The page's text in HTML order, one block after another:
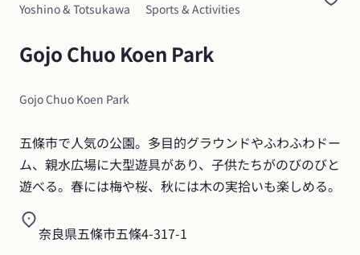
Yoshino & Totsukawa Sports & Activities
Gojo Chuo Koen Park
Gojo Chuo Koen Park
五條市で人気の公園。多目的グラウンドやふわふわドー
ム、親水広場に大型遊具があり、子供たちがのびのびと
遊べる。春には梅や桜、秋には木の実拾いも楽しめる。
奈良県五條市五條4-317-1